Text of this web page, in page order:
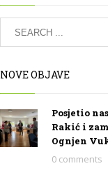
NOVE OBJAVE
Posjetio
Rakić i
Ognjen
0 comments